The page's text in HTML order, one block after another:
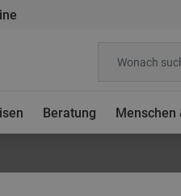
Beratung Menschen